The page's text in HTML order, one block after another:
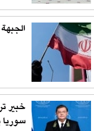
خبير